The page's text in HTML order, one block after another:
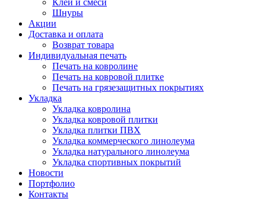
Клеи и смеси
Шнуры
Акции
Доставка и оплата
Возврат товара
Индивидуальная печать
Печать на ковролине
Печать на ковровой плитке
Печать на грязезащитных покрытиях
Укладка
Укладка ковролина
Укладка ковровой плитки
Укладка плитки ПВХ
Укладка коммерческого линолеума
Укладка натурального линолеума
Укладка спортивных покрытий
Новости
Портфолио
Контакты